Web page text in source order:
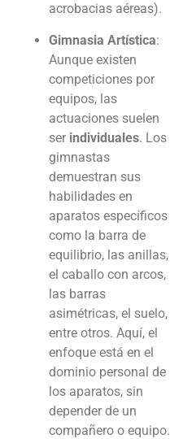
acrobacias aéreas).
Gimnasia Artística:
Aunque existen
competiciones por
equipos, las
actuaciones suelen
ser individuales. Los
gimnastas
demuestran sus
habilidades en
aparatos específicos
como la barra de
equilibrio, las anillas,
el caballo con arcos,
las barras
asimétricas, el suelo,
entre otros. Aquí, el
enfoque está en el
dominio personal de
los aparatos, sin
depender de un
compañero o equipo.